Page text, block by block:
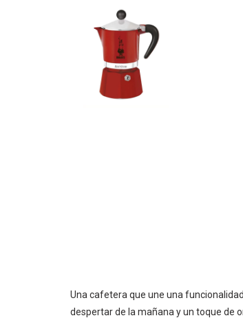
Una cafetera que une una
despertar de la mañana y un toque de